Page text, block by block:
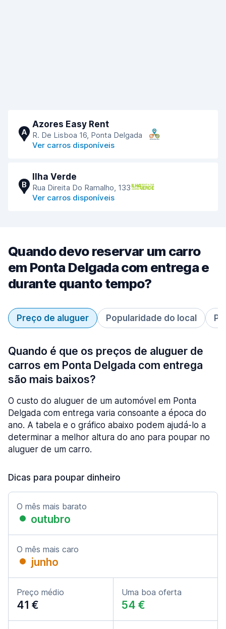
A
Azores Easy Rent
R. De Lisboa 16, Ponta Delgada
Ver carros disponíveis
B
Ilha Verde
Rua Direita Do Ramalho, 133
Ver carros disponíveis
Quando devo reservar um carro
em Ponta Delgada com entrega e
durante quanto tempo?
Preço de aluguer Popularidade do local
Quando é que os preços de aluguer de
carros em Ponta Delgada com entrega
são mais baixos?
O custo do aluguer de um automóvel em Ponta
Delgada com entrega varia consoante a época do
ano. A tabela e o gráfico abaixo podem ajudá-lo a
determinar a melhor altura do ano para poupar no
aluguer de um carro.
Dicas para poupar dinheiro
O mês mais barato
outubro
O mês mais caro
junho
Preço médio
41 €
Uma boa oferta
54 €